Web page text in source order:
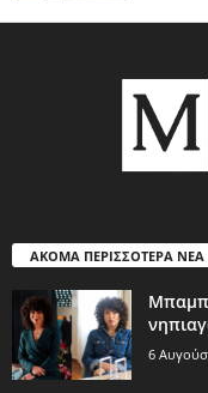
ΑΚΟΜΑ ΠΕΡΙΣΣΟΤΕΡΑ ΝΕΑ
6